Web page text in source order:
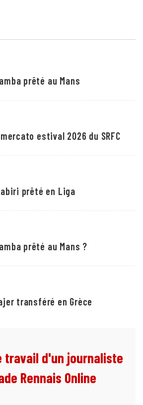
prêté au Mans
estival 2026 du SRFC
prêté en Liga
prêté au Mans ?
transféré en Grèce
travail d'un journaliste
Rennais Online